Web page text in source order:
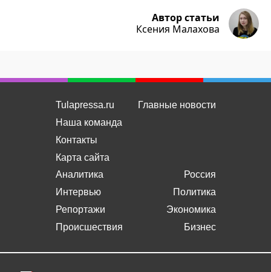
Автор статьи
Ксения Малахова
Tulapressa.ru
Наша команда
Контакты
Карта сайта
Главные новости
Аналитика
Интервью
Репортажи
Происшествия
Россия
Политика
Экономика
Бизнес